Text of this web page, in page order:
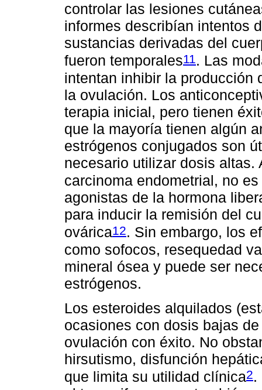
controlar las lesiones
informes describían intentos
sustancias derivadas del
fueron temporales11 . Las
intentan inhibir la producción
la ovulación. Los
terapia inicial, pero tienen
que la mayoría tienen algún
estrógenos conjugados son
necesario utilizar dosis altas.
carcinoma endometrial, no
agonistas de la hormona
para inducir la remisión del
ovárica12. Sin embargo, los
como sofocos, resequedad
mineral ósea y puede ser
estrógenos.
Los esteroides alquilados
ocasiones con dosis bajas
ovulación con éxito. No
hirsutismo, disfunción
que limita su utilidad clínica2.